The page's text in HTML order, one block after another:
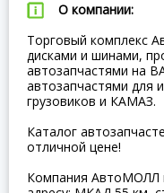
О компании:
Торговый комплекс
дисками и шинами,
автозапчастями на
автозапчастями для
грузовиков и КАМАЗ.
Каталог
отличной цене!
Компания АвтоМОЛЛ